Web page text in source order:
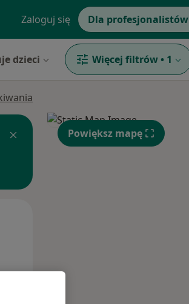
Zaloguj się Dla profesjonalistów
dzieci Więcej filtrów • 1
Powiększ mapę